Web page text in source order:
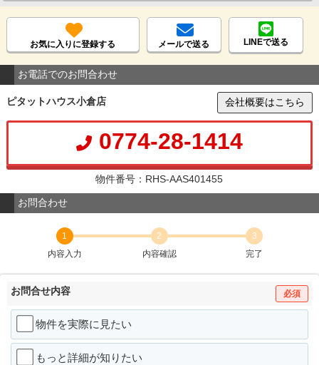
お気に入りに登録する メールで送る LINEで送る
お電話でのお問合わせ
ピタットハウス小倉店 会社概要はこちら
0774-28-1414
物件番号：RHS-AAS401455
お問合わせ
1
内容入力
2
内容確認
3
完了
お問合せ内容 必須
物件を実際に見たい
もっと詳細が知りたい